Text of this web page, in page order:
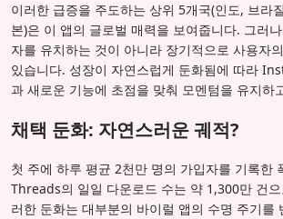
이러한 급증을 주도하는 상위 5개국(인도, 브라
본)은 이 앱의 글로벌 매력을 보여줍니다. 그러
자를 유치하는 것이 아니라 장기적으로 사용자
있습니다. 성장이 자연스럽게 둔화됨에 따라
과 새로운 기능에 초점을 맞춰 모멘텀을 유지하
채택 둔화: 자연스러운 궤적?
첫 주에 하루 평균 2천만 명의 가입자를 기록한
Threads의 일일 다운로드 수는 약 1,300만 건
러한 둔화는 대부분의 바이럴 앱의 수명 주기를